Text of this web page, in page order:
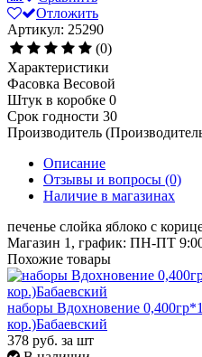
Отложить
Артикул: 25290
(0)
Характеристики
Фасовка Весовой
Штук в коробке 0
Срок годности 30
Производитель
Описание
Отзывы и вопросы (0)
Наличие в магазинах
печенье слойка яблоко с
Магазин 1, график: ПН-ПТ
Похожие товары
наборы Вдохновение
кор.)Бабаевский
378 руб. за шт